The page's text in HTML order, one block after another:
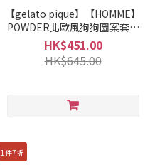
【gelato pique】【HOMME】
POWDER北歐風狗狗圖案套頭
衫 PMNT255942
HK$451.00
HK$645.00
1件7折